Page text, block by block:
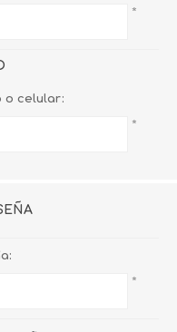
*
o celular:
*
*